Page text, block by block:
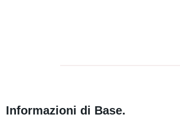
Informazioni di Base.